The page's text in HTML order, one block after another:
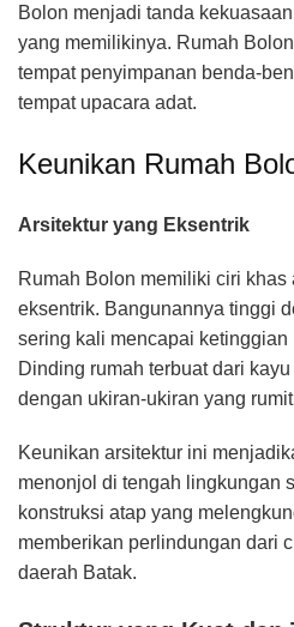
Bolon menjadi tanda
yang memilikinya. Rumah
tempat penyimpanan benda-
tempat upacara adat.
Keunikan Rumah
Arsitektur yang Eksentrik
Rumah Bolon memiliki ciri khas
eksentrik. Bangunannya tinggi
sering kali mencapai ketinggian
Dinding rumah terbuat dari
dengan ukiran-ukiran yang
Keunikan arsitektur ini
menonjol di tengah lingkungan
konstruksi atap yang
memberikan perlindungan dari
daerah Batak.